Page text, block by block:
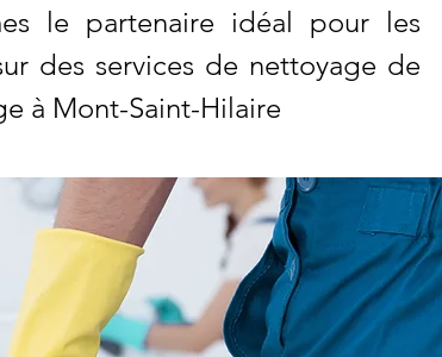
le partenaire idéal pour les
des services de nettoyage de
à Mont-Saint-Hilaire